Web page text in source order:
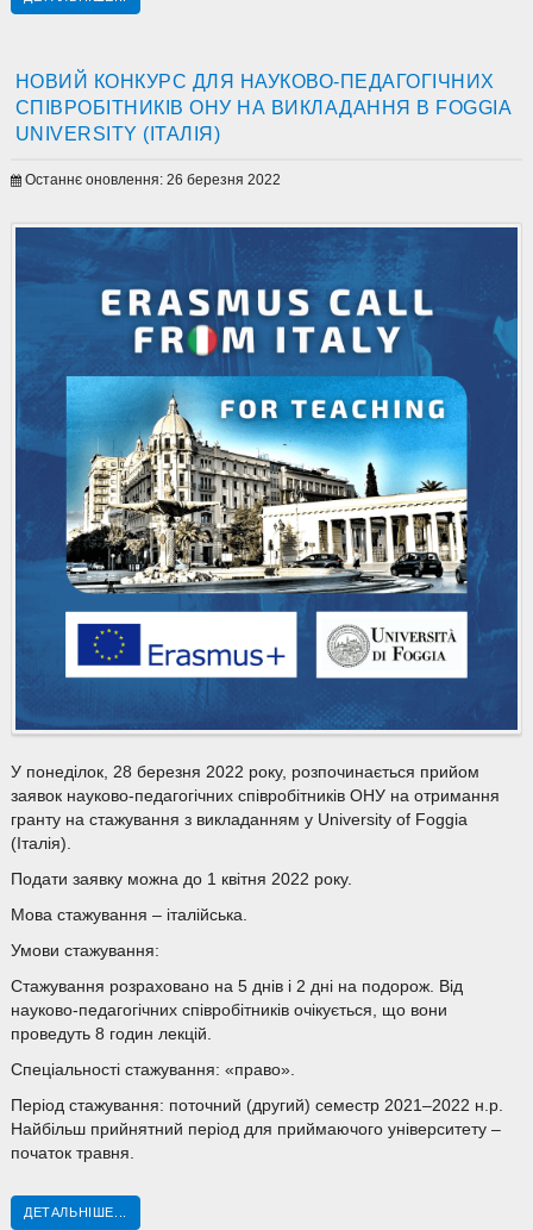
НОВИЙ КОНКУРС ДЛЯ НАУКОВО-ПЕДАГОГІЧНИХ
СПІВРОБІТНИКІВ ОНУ НА ВИКЛАДАННЯ В FOGGIA
UNIVERSITY (ІТАЛІЯ)
Останнє оновлення: 26 березня 2022
У понеділок, 28 березня 2022 року, розпочинається прийом
заявок науково-педагогічних співробітників ОНУ на отримання
гранту на стажування з викладанням у University of Foggia
(Італія).
Подати заявку можна до 1 квітня 2022 року.
Мова стажування – італійська.
Умови стажування:
Стажування розраховано на 5 днів і 2 дні на подорож. Від
науково-педагогічних співробітників очікується, що вони
проведуть 8 годин лекцій.
Спеціальності стажування: «право».
Період стажування: поточний (другий) семестр 2021–2022 н.р.
Найбільш прийнятний період для приймаючого університету –
початок травня.
ДЕТАЛЬНІШЕ...